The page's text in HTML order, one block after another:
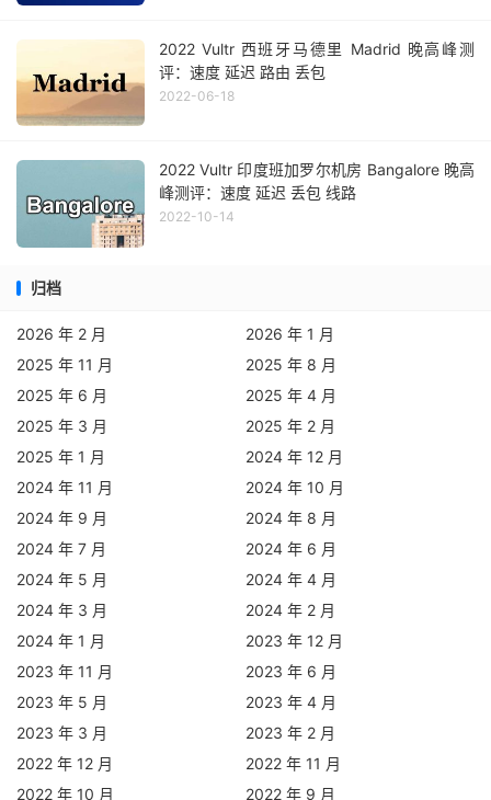
2022 Vultr 西班牙马德里 Madrid 晚高峰测
评：速度 延迟 路由 丢包
2022-06-18
2022 Vultr 印度班加罗尔机房 Bangalore 晚高
峰测评：速度 延迟 丢包 线路
2022-10-14
归档
2026 年 2 月
2026 年 1 月
2025 年 11 月
2025 年 8 月
2025 年 6 月
2025 年 4 月
2025 年 3 月
2025 年 2 月
2025 年 1 月
2024 年 12 月
2024 年 11 月
2024 年 10 月
2024 年 9 月
2024 年 8 月
2024 年 7 月
2024 年 6 月
2024 年 5 月
2024 年 4 月
2024 年 3 月
2024 年 2 月
2024 年 1 月
2023 年 12 月
2023 年 11 月
2023 年 6 月
2023 年 5 月
2023 年 4 月
2023 年 3 月
2023 年 2 月
2022 年 12 月
2022 年 11 月
2022 年 10 月
2022 年 9 月